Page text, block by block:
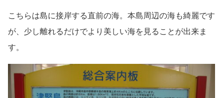
こちらは島に接岸する直前の海。本島周辺の海も綺麗です
が、少し離れるだけでより美しい海を見ることが出来ま
す。